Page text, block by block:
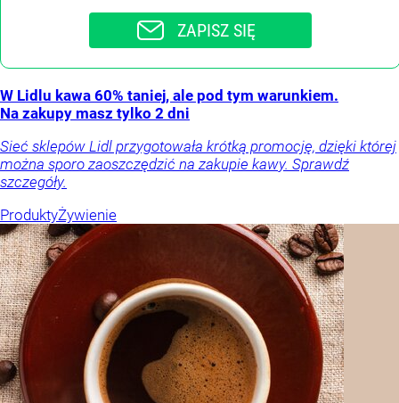
ZAPISZ SIĘ
W Lidlu kawa 60% taniej, ale pod tym warunkiem.
Na zakupy masz tylko 2 dni
Sieć sklepów Lidl przygotowała krótką promocję, dzięki której
można sporo zaoszczędzić na zakupie kawy. Sprawdź
szczegóły.
ProduktyŻywienie